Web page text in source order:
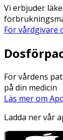
Vi erbjuder
För vårdgivare
För vårdens
på din medicin
Läs mer om
Ladda ner vår